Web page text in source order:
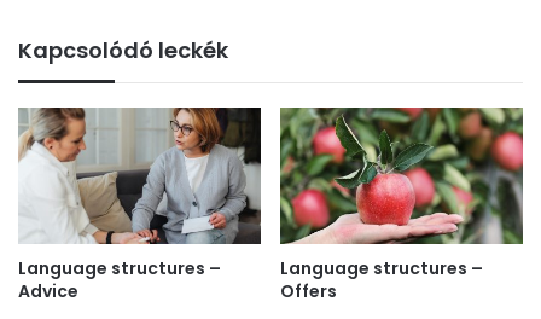
Kapcsolódó leckék
Language structures –
Advice
Language structures –
Offers